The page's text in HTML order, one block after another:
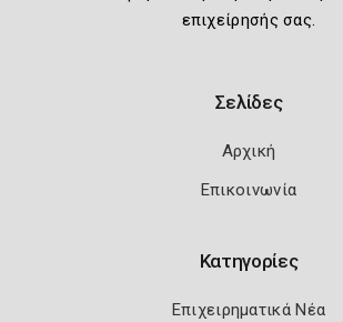
επιχείρησής σας.
Σελίδες
Αρχική
Επικοινωνία
Κατηγορίες
Επιχειρηματικά Νέα